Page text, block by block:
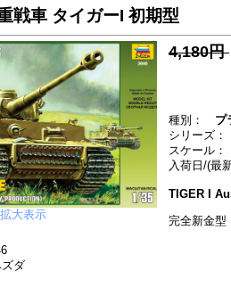
車 タイガーI 初期型
拡大表示
4,180円
ダ
種別： プ
シリーズ
スケール
入荷日/(
TIGER I
完全新金型